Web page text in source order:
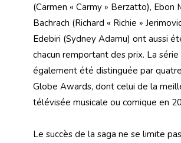
(Carmen « Carmy » Berzatto), Ebon
Bachrach (Richard « Richie »
Edebiri (Sydney Adamu) ont aussi
chacun remportant des prix. La série
également été distinguée par
Globe Awards, dont celui de la
télévisée musicale ou comique en
Le succès de la saga ne se limite